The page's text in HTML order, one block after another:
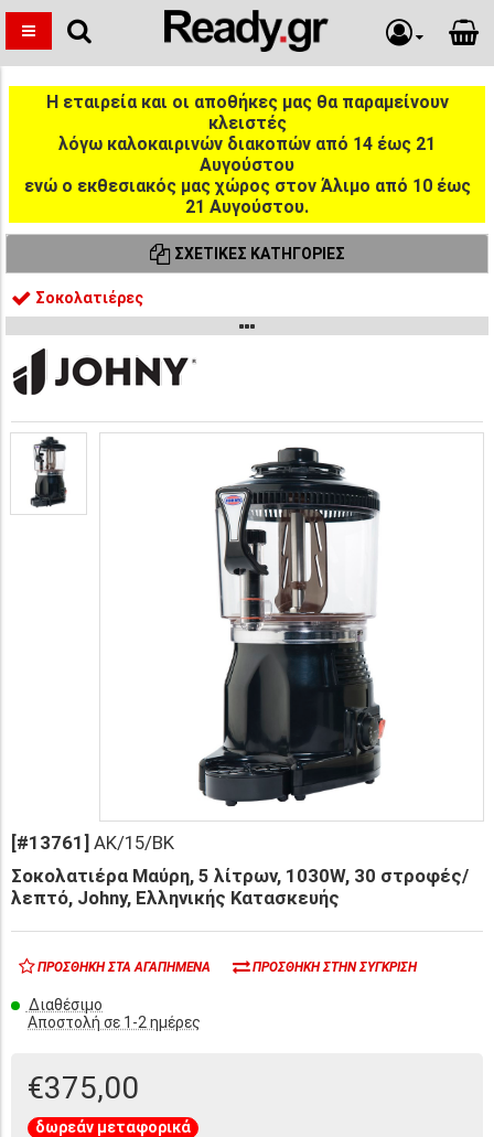
Η εταιρεία και οι αποθήκες μας θα παραμείνουν
κλειστές
λόγω καλοκαιρινών διακοπών από 14 έως 21
Αυγούστου
ενώ ο εκθεσιακός μας χώρος στον Άλιμο από 10 έως
21 Αυγούστου.
ΣΧΕΤΙΚΈΣ ΚΑΤΗΓΟΡΊΕΣ
Σοκολατιέρες
[#13761] AK/15/BK
Σοκολατιέρα Μαύρη, 5 λίτρων, 1030W, 30 στροφές/
λεπτό, Johny, Ελληνικής Κατασκευής
ΠΡΟΣΘΉΚΗ ΣΤΑ ΑΓΑΠΗΜΈΝΑ ΠΡΟΣΘΉΚΗ ΣΤΗΝ ΣΎΓΚΡΙΣΗ
Διαθέσιμο
Αποστολή σε 1-2 ημέρες
€375,00
δωρεάν μεταφορικά